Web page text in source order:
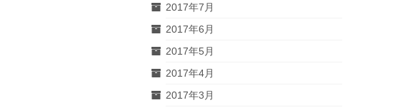
2017年7月
2017年6月
2017年5月
2017年4月
2017年3月